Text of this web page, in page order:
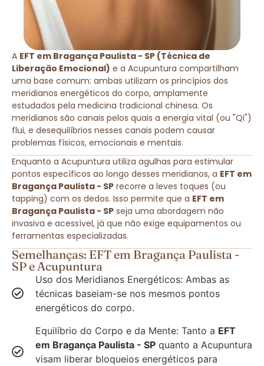
A EFT em Bragança Paulista - SP (Técnica de
Liberação Emocional) e a Acupuntura compartilham
uma base comum: ambas utilizam os princípios dos
meridianos energéticos do corpo, amplamente
estudados pela medicina tradicional chinesa. Os
meridianos são canais pelos quais a energia vital (ou "Qi")
flui, e desequilíbrios nesses canais podem causar
problemas físicos, emocionais e mentais.
Enquanto a Acupuntura utiliza agulhas para estimular
pontos específicos ao longo desses meridianos, a EFT em
Bragança Paulista - SP recorre a leves toques (ou
tapping) com os dedos. Isso permite que a EFT em
Bragança Paulista - SP seja uma abordagem não
invasiva e acessível, já que não exige equipamentos ou
ferramentas especializadas.
Semelhanças: EFT em Bragança Paulista -
SP e Acupuntura
Uso dos Meridianos Energéticos: Ambas as
técnicas baseiam-se nos mesmos pontos
energéticos do corpo.
Equilíbrio do Corpo e da Mente: Tanto a EFT
em Bragança Paulista - SP quanto a Acupuntura
visam liberar bloqueios energéticos para